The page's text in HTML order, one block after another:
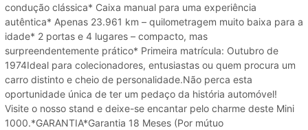
condução clássica* Caixa manual para uma experiência
autêntica* Apenas 23.961 km – quilometragem muito baixa para a
idade* 2 portas e 4 lugares – compacto, mas
surpreendentemente prático* Primeira matrícula: Outubro de
1974Ideal para colecionadores, entusiastas ou quem procura um
carro distinto e cheio de personalidade.Não perca esta
oportunidade única de ter um pedaço da história automóvel!
Visite o nosso stand e deixe-se encantar pelo charme deste Mini
1000.*GARANTIA*Garantia 18 Meses (Por mútuo